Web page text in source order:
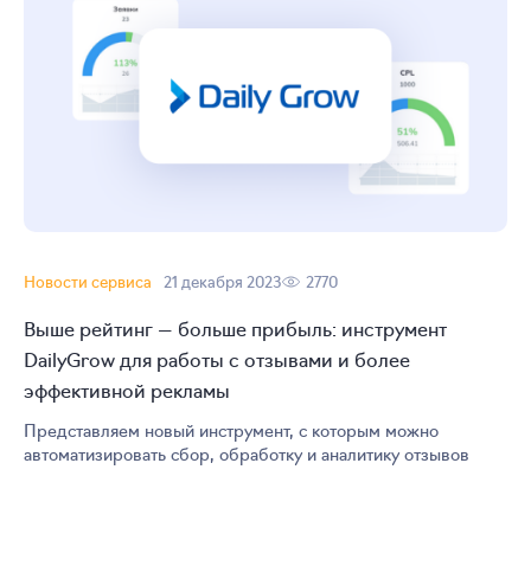
Новости сервиса 21 декабря 2023 2770
Выше рейтинг — больше прибыль: инструмент
DailyGrow для работы с отзывами и более
эффективной рекламы
Представляем новый инструмент, с которым можно
автоматизировать сбор, обработку и аналитику отзывов